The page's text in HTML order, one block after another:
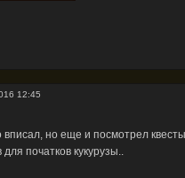
12:45
вписал, но еще и посмотрел
для початков кукурузы..